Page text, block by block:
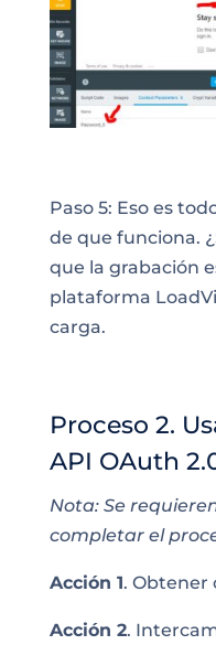
Paso 5: Eso es
de que funciona.
que la grabación
plataforma
carga.
Proceso 2.
API OAuth
Nota: Se
completar el
Acción 1. Obtener
Acción 2.